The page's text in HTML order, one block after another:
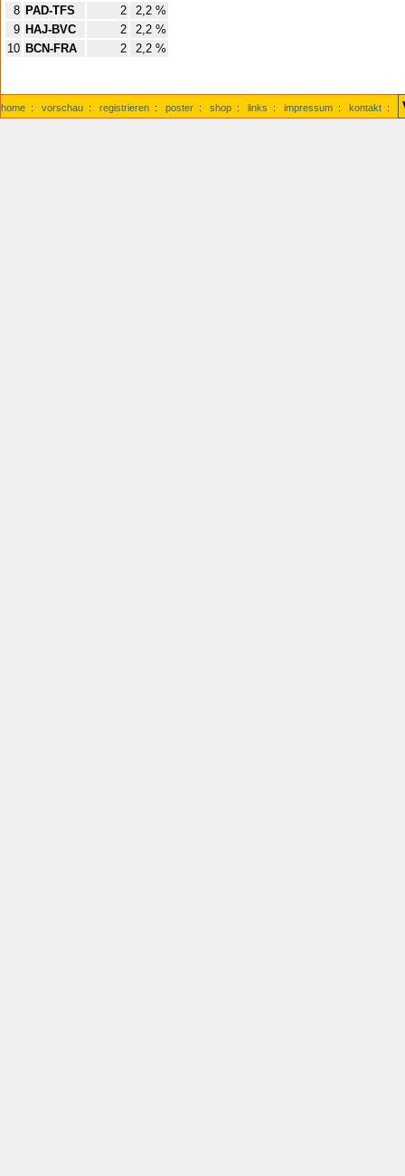
8 PAD-TFS 2
2,2 %
9 HAJ-BVC 2
2,2 %
10 BCN-FRA 2 2,2 %
home : vorschau : registrieren : poster : shop : links : impressum : kontakt :